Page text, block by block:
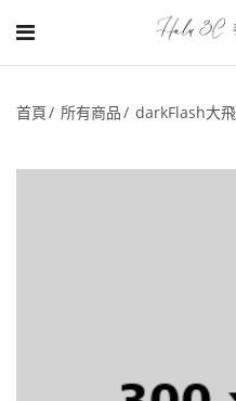
首頁 所有商品 darkFlash大